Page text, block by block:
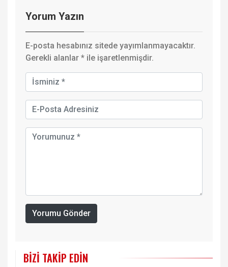
Yorum Yazın
E-posta hesabınız sitede yayımlanmayacaktır.
Gerekli alanlar * ile işaretlenmişdir.
Yorumu Gönder
BIZI TAKIP EDIN